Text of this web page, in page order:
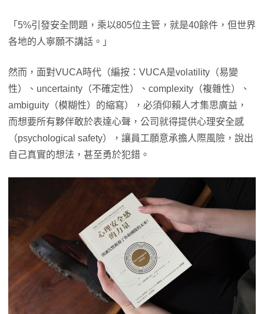
「5%引發安全問題，乘以805位主管，就是40餘件，但世界
各地的人寧願不講話。」
然而，面對VUCA時代（編按：VUCA是volatility（易變
性）、uncertainty（不確定性）、complexity（複雜性）、
ambiguity（模糊性）的縮寫），必須仰賴人才集思廣益，
而想要所有夥伴敢於表達心聲，公司就得提供心理安全感
（psychological safety），讓員工願意承擔人際風險，說出
自己真實的想法，甚至勇於犯錯。